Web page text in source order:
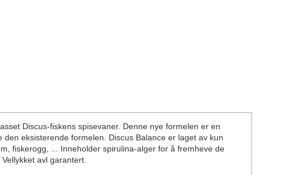
Discus-fiskens spisevaner. Denne nye formelen er en
eksisterende formelen. Discus Balance er laget av kun
fiskerogg, ... Inneholder spirulina-alger for å fremheve de
avl garantert.